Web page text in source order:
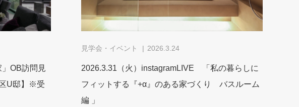
OB訪問見
U邸】※受
見学会・イベント 2026.3.24
2026.3.31（火）instagramLIVE 「私の暮らしに
フィットする『+α』のある家づくり バスルーム
編 」